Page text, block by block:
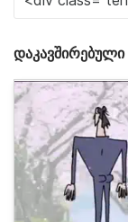
დაკავშირებული